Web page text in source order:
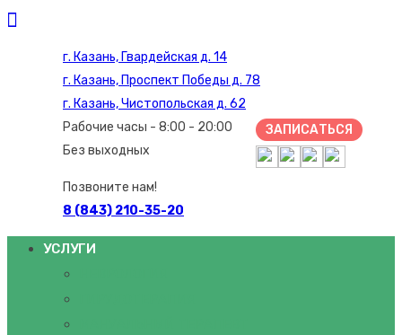
г. Казань, Гвардейская д. 14
г. Казань, Проспект Победы д. 78
г. Казань, Чистопольская д. 62
Рабочие часы - 8:00 - 20:00
Без выходных
ЗАПИСАТЬСЯ
Позвоните нам!
8 (843) 210-35-20
УСЛУГИ